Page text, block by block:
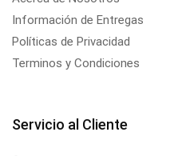
Información de Entregas
Políticas de Privacidad
Terminos y Condiciones
Servicio al Cliente